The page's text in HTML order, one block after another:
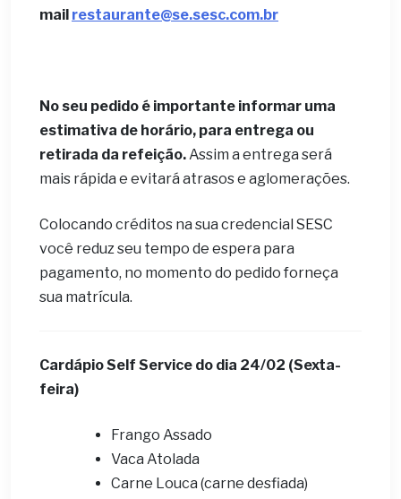
mail restaurante@se.sesc.com.br
No seu pedido é importante informar uma
estimativa de horário, para entrega ou
retirada da refeição.Assim a entrega será
mais rápida e evitará atrasos e aglomerações.
Colocando créditos na sua credencial SESC
você reduz seu tempo de espera para
pagamento, no momento do pedido forneça
sua matrícula.
Cardápio Self Service do dia 24/02 (Sexta-
feira)
Frango Assado
Vaca Atolada
Carne Louca (carne desfiada)